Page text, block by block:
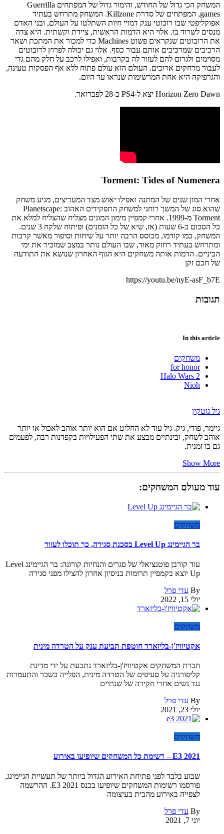
המשחק הכי גדול של החודש, והימור גדול של המפתחים Guerrilla
games, המפתחים של סדרת Killzone. המשחק מתרחש בעתיד
אפוקליפטי שבו רובוטי ענק דמויי חיות השתלטו על העולם, ובני האדם
מנסים לשרוד בו. אלוי היא הדמות הראשית, ציידת וקשתית. היא צדה
את הרובוטים שנקראים פשוט Machines כדי למכור את המתכת ושאר
הרכיבים שמרכיבים אותם עבור כסף. אלוי גם יכולה לפרוץ לרובוטים
מסוימים ולגרום להם לעזור לה בקרבות, ואפילו לרכב על חלק מהם גדי
לעבור מרחקים ארוכים. העולם הוא עולם פתוח ללא אף הפסקות טעינה,
והגרפיקה היא אחת המרשימות שנראו עד היום.
Horizon Zero Dawn יצא ל-PS4 ב-28 לפברואר.
Torment: Tides of Numenera
אחרי המון שנים של המתנה ואפילו יאוש מצד המעריצים, מגיע משחק
שהוא סוג של המשך רוחני למשחק התפקידים האהוב Planetscape:
Torment מ-1999. אחרי קמפיין מימון המונים מצליח שהצליח למלא את
כל הסכום ב-6 שעות (אז, שיא של כל הזמנים) ופיתוח שלקח 3 שנים.
המשחק, כמו קודמו, מבוסס הרבה יותר על שיחות וסיפור מאשר קרבות
ומתרחש בעתיד רחוק מאוד, שבו העולם נותר במצב שמזכיר את ימי
הביניים. הדמות אותה משחקים היא הגוף האחרון שנושא את התודעה
של חכם זקן
https://youtu.be/nyE-asF_b7E
תגובות
In this article
משחקים
for honor
Halo Wars 2
Nioh
גיל גוטקין
גיימר, פודי, גיק. גיל עוד לא החליט אם הוא יותר אוהב לאכול או יותר
אוהב לשחק, ובינתיים מבצע את שתי הפעילויות בקפדנות רבה, לפעמים
גם בו זמנית.
Show More
עוד מעולם המשחקים:
משחקים
בר הגיימינג Level Up בסכנת סגירה, כך תוכלו לעזור
עוד קורבן פוטנציאלי של סגרים והנחיות קורונה: בר הגיימינג Level
Up יוצא בקמפיין תרומות בניסיון אחרון להצילו מפני סגירה
By עדי פרל
יולי 15, 2022
משחקים
אקטיוויז'ן-בליזארד חוטפת תביעת ענק על הטרדה מינית
חברת המשחקים אקטיוויז'ן-בליזארד נתבעת על ידי מדינת
קליפורניה על סעיפים של הטרדה מינית, הפלייה בשכר והתעמרות
נגד נשים אחרי חקירה של שנתיים
By עדי פרל
יולי 23, 2021
משחקים
E3 2021 – רשימת כל המשחקים שיופיעו באירוע
שבוע בלבד לפני פתיחת האירוע הגדול ביותר של תעשיית הגיימינג,
פורסמו רשימות המשחקים שיופיעו בכנס E3 2021. ההרשמה
לצפייה באירוע מהבית בעיצומה
By עדי פרל
יוני 7, 2021